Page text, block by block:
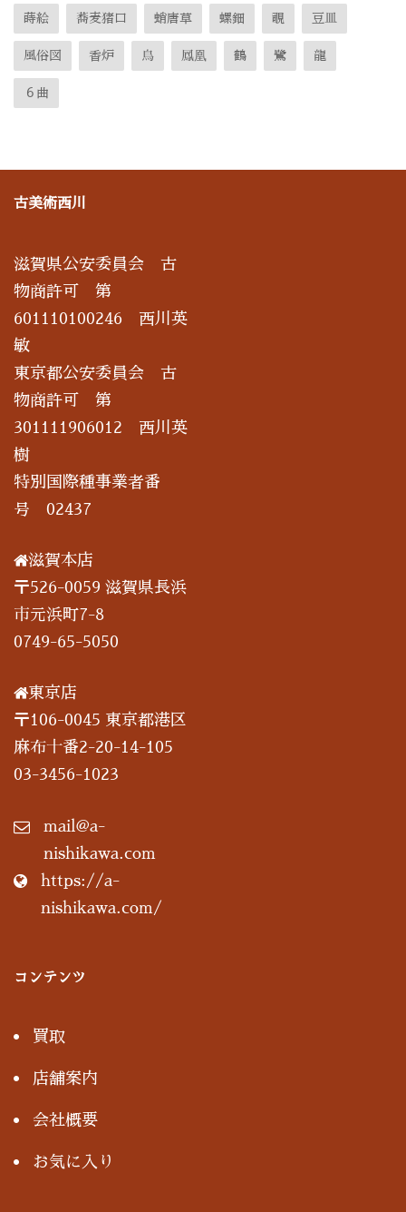
蒔絵 蕎麦猪口 蛸唐草 螺鈿 覗 豆皿
風俗図 香炉 鳥 鳳凰 鶴 鷺 龍
６曲
古美術西川
滋賀県公安委員会 古
物商許可 第
601110100246 西川英
敏
東京都公安委員会 古
物商許可 第
301111906012 西川英
樹
特別国際種事業者番
号 02437
滋賀本店
〒526-0059 滋賀県長浜
市元浜町7-8
0749-65-5050
東京店
〒106-0045 東京都港区
麻布十番2-20-14-105
03-3456-1023
mail@a-
nishikawa.com
https://a-
nishikawa.com/
コンテンツ
買取
店舗案内
会社概要
お気に入り